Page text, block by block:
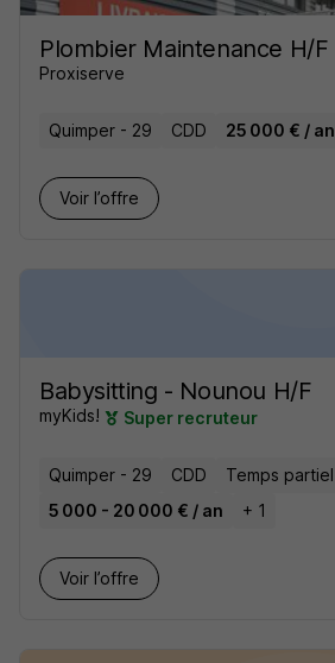
Plombier Maintenance H/F
Proxiserve
Quimper - 29 CDD 25 000 € / an
Voir l’offre
Babysitting - Nounou H/F
myKids! Super recruteur
Quimper - 29 CDD
Temps partiel
5 000 - 20 000 € / an
+ 1
Voir l’offre